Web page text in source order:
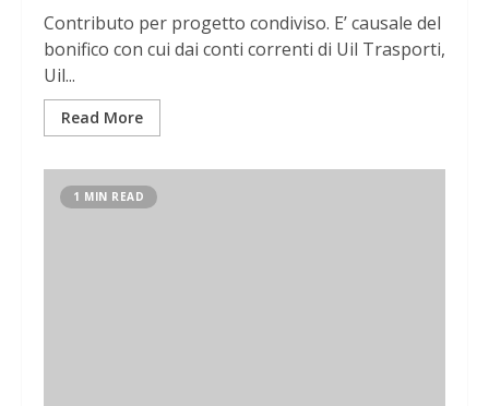
Contributo per progetto condiviso. E’ causale del
bonifico con cui dai conti correnti di Uil Trasporti,
Uil...
Read More
1 MIN READ